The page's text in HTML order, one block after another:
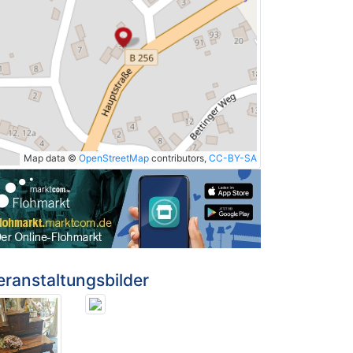
Map data © OpenStreetMap contributors, CC-BY-SA